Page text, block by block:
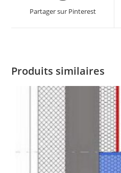
Partager sur Pinterest
Produits similaires